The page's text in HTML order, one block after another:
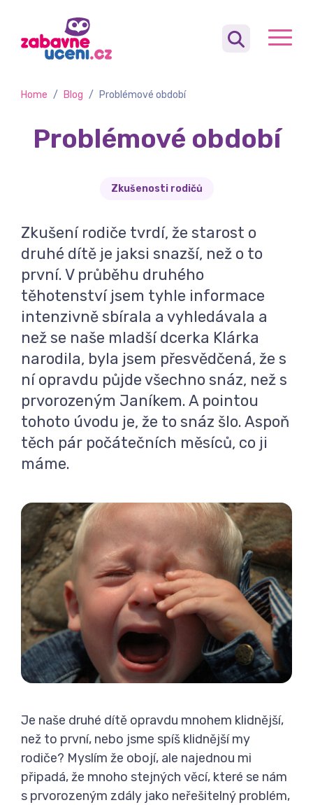
Home / Blog / Problémové období
Problémové období
Zkušenosti rodičů
Zkušení rodiče tvrdí, že starost o
druhé dítě je jaksi snazší, než o to
první. V průběhu druhého
těhotenství jsem tyhle informace
intenzivně sbírala a vyhledávala a
než se naše mladší dcerka Klárka
narodila, byla jsem přesvědčená, že s
ní opravdu půjde všechno snáz, než s
prvorozeným Janíkem. A pointou
tohoto úvodu je, že to snáz šlo. Aspoň
těch pár počátečních měsíců, co ji
máme.
Je naše druhé dítě opravdu mnohem klidnější,
než to první, nebo jsme spíš klidnější my
rodiče? Myslím že obojí, ale najednou mi
připadá, že mnoho stejných věcí, které se nám
s prvorozeným zdály jako neřešitelný problém,